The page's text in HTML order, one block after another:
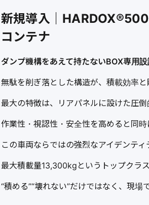
新規導入｜
コンテナ
ダンプ機構をあえて持たないBOX専用設
無駄を削ぎ落とした構造が、積載効率と
最大の特徴は、リアパネルに設けた圧倒
作業性・視認性・安全性を高めると同時
この車両ならではの強烈なアイデンティ
最大積載量13,300kgというトップクラス
“積める”“壊れない”だけではなく、現場